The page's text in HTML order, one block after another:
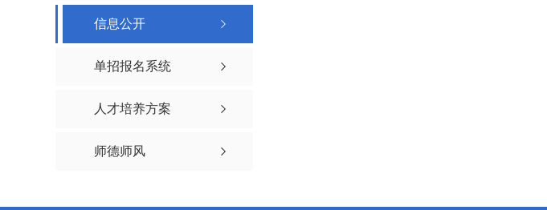
信息公开
单招报名系统
人才培养方案
师德师风